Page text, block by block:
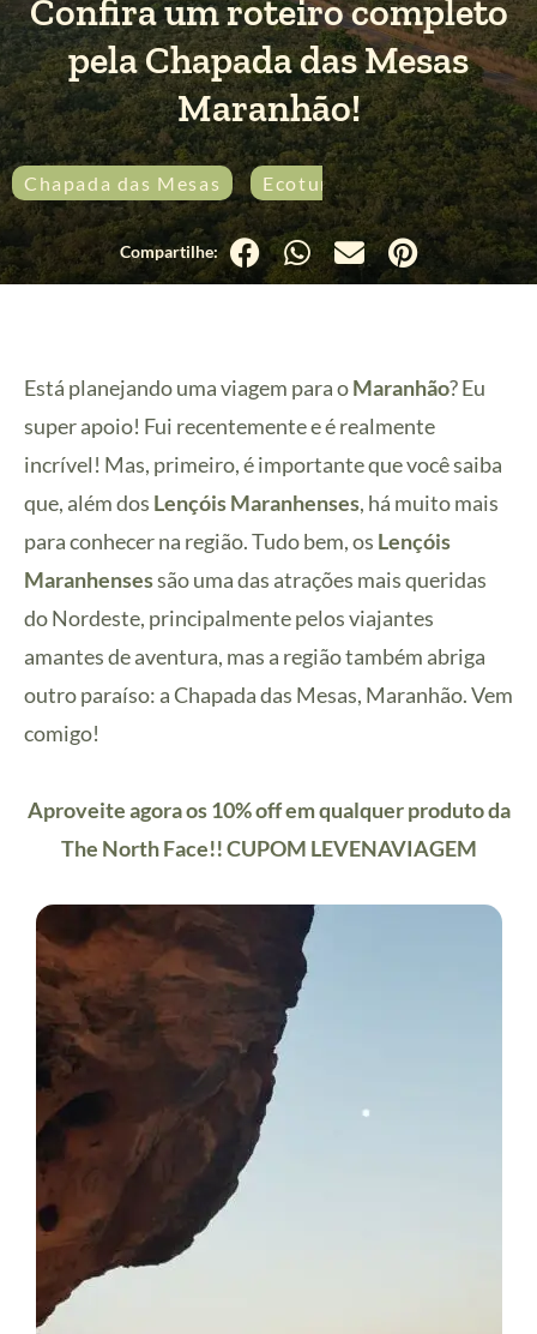
Confira um roteiro completo
pela Chapada das Mesas
Maranhão!
Chapada das Mesas Ecoturismo Maranhão
Está planejando uma viagem para oMaranhão? Eu
super apoio! Fui recentemente e é realmente
incrível! Mas, primeiro, é importante que você saiba
que, além dos Lençóis Maranhenses, há muito mais
para conhecer na região. Tudo bem, os Lençóis
Maranhensessão uma das atrações mais queridas
do Nordeste, principalmente pelos viajantes
amantes deaventura, mas a região também abriga
outro paraíso: a Chapada das Mesas, Maranhão. Vem
comigo!
Aproveite agora os 10% off em qualquer produto da
The North Face!! CUPOM LEVENAVIAGEM